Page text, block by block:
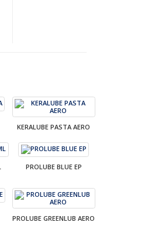
KERALUBE PASTA AERO
PROLUBE BLUE EP
PROLUBE GREENLUB AERO